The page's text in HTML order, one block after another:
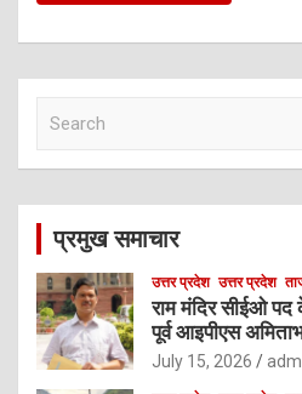
c
प्रमुख समाचार
उत्तर प्रदेश उत्तर प्रदेश
राम मंदिर सीईओ
पूर्व आइपीएस
July 15, 2026